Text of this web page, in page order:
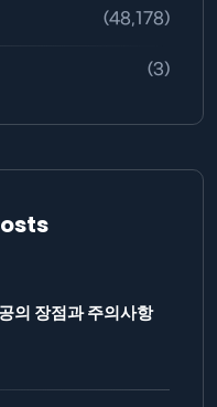
(48,178)
(3)
의 장점과 주의사항